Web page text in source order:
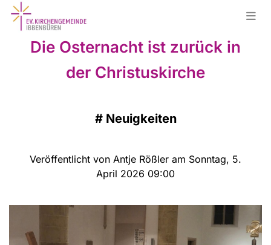
Die Osternacht ist zurück in
der Christuskirche
# Neuigkeiten
Veröffentlicht von Antje Rößler am Sonntag, 5.
April 2026 09:00